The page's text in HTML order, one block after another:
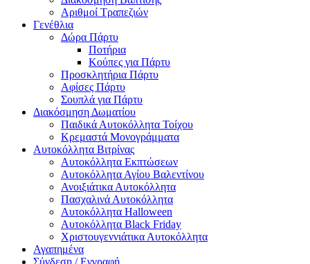
Αριθμοί Τραπεζιών
Γενέθλια
Δώρα Πάρτυ
Ποτήρια
Κούπες για Πάρτυ
Προσκλητήρια Πάρτυ
Αφίσες Πάρτυ
Σουπλά για Πάρτυ
Διακόσμηση Δωματίου
Παιδικά Αυτοκόλλητα Τοίχου
Κρεμαστά Μονογράμματα
Αυτοκόλλητα Βιτρίνας
Αυτοκόλλητα Εκπτώσεων
Αυτοκόλλητα Αγίου Βαλεντίνου
Ανοιξιάτικα Αυτοκόλλητα
Πασχαλινά Αυτοκόλλητα
Αυτοκόλλητα Halloween
Αυτοκόλλητα Black Friday
Χριστουγεννιάτικα Αυτοκόλλητα
Αγαπημένα
Σύνδεση / Εγγραφή